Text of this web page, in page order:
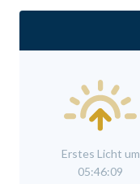
Erstes Licht um
05:46:09